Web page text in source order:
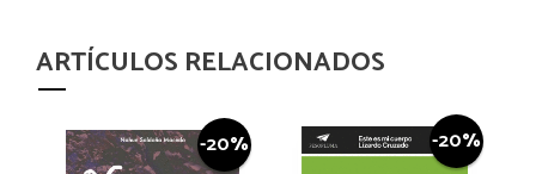
ARTÍCULOS RELACIONADOS
-20% -20%